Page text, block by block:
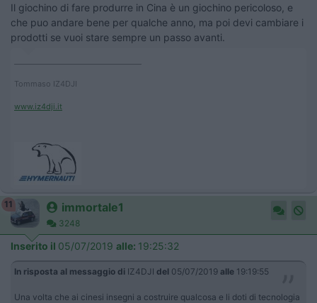
Il giochino di fare produrre in Cina è un giochino pericoloso, e
che puo andare bene per qualche anno, ma poi devi cambiare i
prodotti se vuoi stare sempre un passo avanti.
Tommaso IZ4DJI
www.iz4dji.it
11 immortale1
3248
Inserito il 05/07/2019 alle: 19:25:32
In risposta al messaggio di IZ4DJI del 05/07/2019 alle 19:19:55
Una volta che ai cinesi insegni a costruire qualcosa e li doti di tecnologia